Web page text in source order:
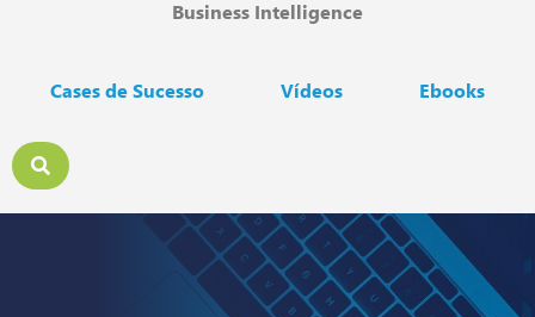
Business Intelligence
Cases de Sucesso Vídeos Ebooks